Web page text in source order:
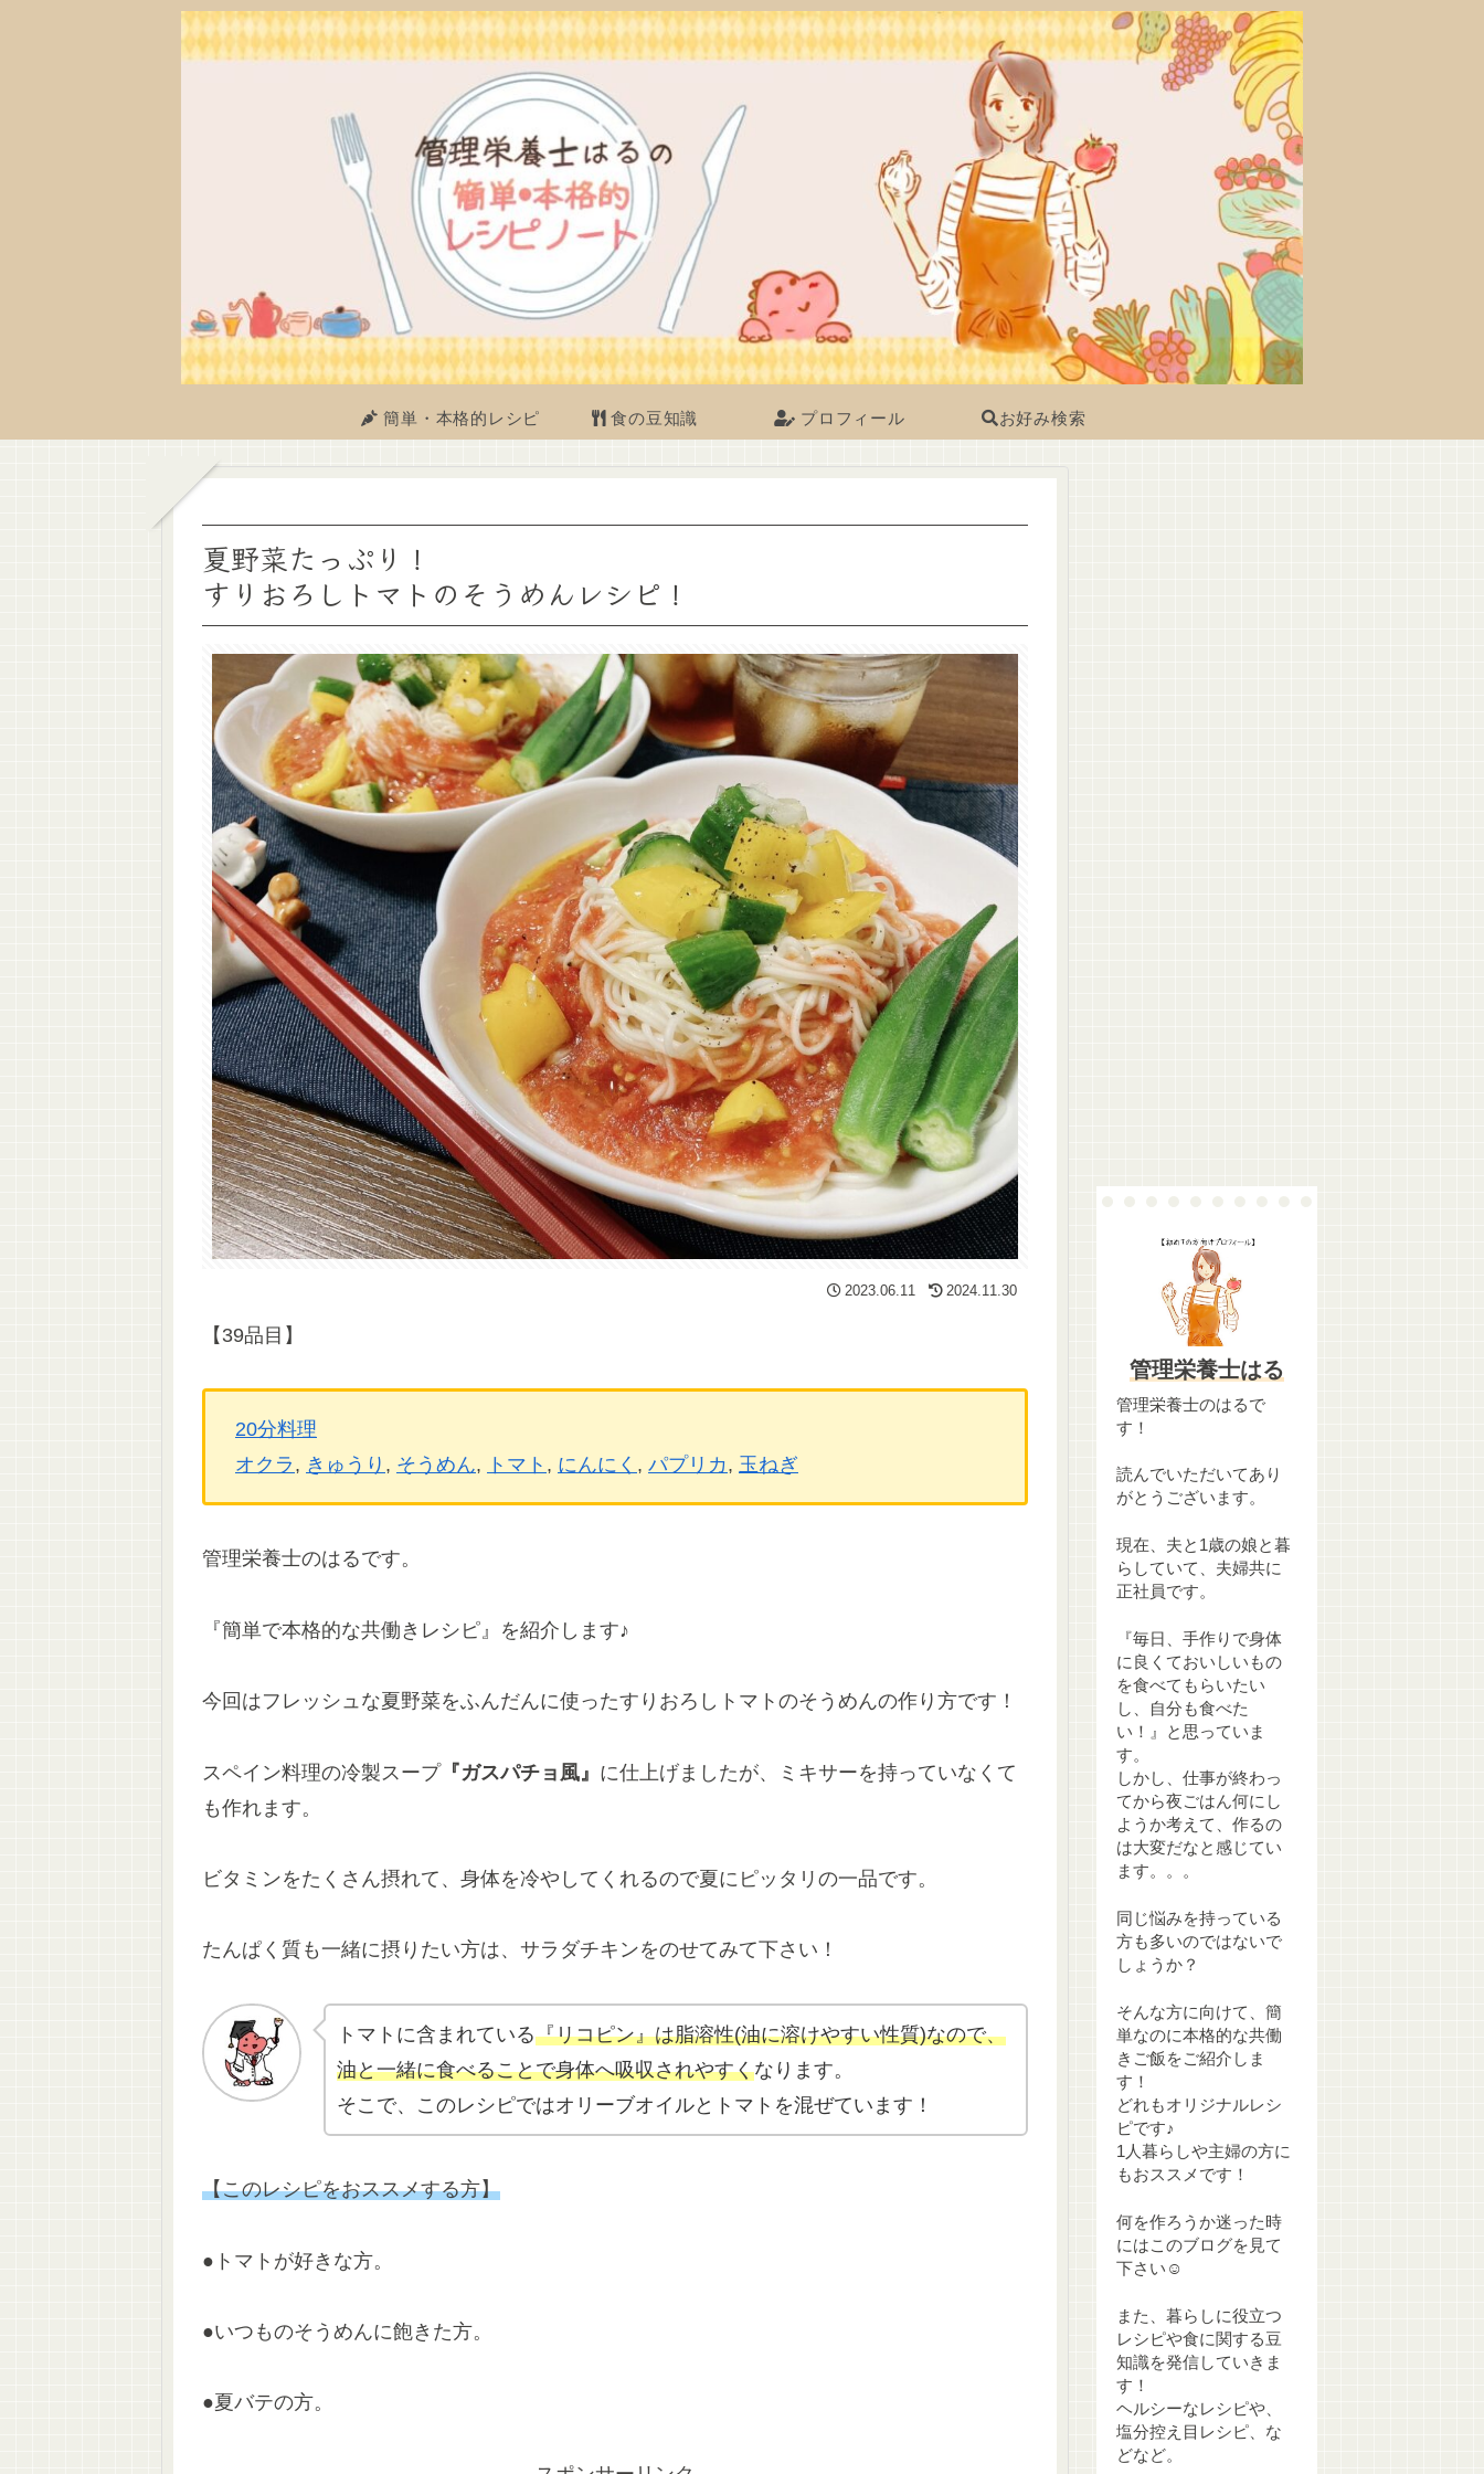
簡単・本格的レシピ 食の豆知識 プロフィール お好み検索
夏野菜たっぷり！
すりおろしトマトのそうめんレシピ！
2023.06.11 2024.11.30
【39品目】
20分料理
オクラ , きゅうり , そうめん, トマト , にんにく , パプリカ, 玉ねぎ
管理栄養士のはるです。
『簡単で本格的な共働きレシピ』を紹介します♪
今回はフレッシュな夏野菜をふんだんに使ったすりおろしトマトのそうめんの作り方です！
スペイン料理の冷製スープ『ガスパチョ風』 に仕上げましたが、ミキサーを持っていなくて
も作れます。
ビタミンをたくさん摂れて、身体を冷やしてくれるので夏にピッタリの一品です。
たんぱく質も一緒に摂りたい方は、サラダチキンをのせてみて下さい！
トマトに含まれている『リコピン』は脂溶性(油に溶けやすい性質)なので、
油と一緒に食べることで身体へ吸収されやすくなります。
そこで、このレシピではオリーブオイルとトマトを混ぜています！
【このレシピをおススメする方】
●トマトが好きな方。
●いつものそうめんに飽きた方。
●夏バテの方。
管理栄養士はる
管理栄養士のはるで
す！
読んでいただいてあり
がとうございます。
現在、夫と1歳の娘と暮
らしていて、夫婦共に
正社員です。
『毎日、手作りで身体
に良くておいしいもの
を食べてもらいたい
し、自分も食べた
い！』と思っていま
す。
しかし、仕事が終わっ
てから夜ごはん何にし
ようか考えて、作るの
は大変だなと感じてい
ます。。。
同じ悩みを持っている
方も多いのではないで
しょうか？
そんな方に向けて、簡
単なのに本格的な共働
きご飯をご紹介しま
す！
どれもオリジナルレシ
ピです♪
1人暮らしや主婦の方に
もおススメです！
何を作ろうか迷った時
にはこのブログを見て
下さい☺
また、暮らしに役立つ
レシピや食に関する豆
知識を発信していきま
す！
ヘルシーなレシピや、
塩分控え目レシピ、な
どなど。